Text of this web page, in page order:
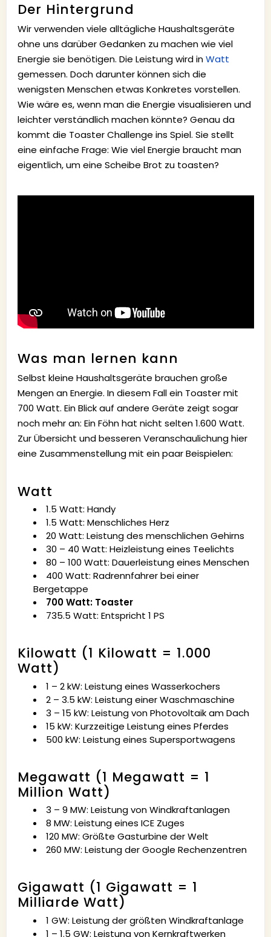
Der Hintergrund
Wir verwenden viele alltägliche Haushaltsgeräte
ohne uns darüber Gedanken zu machen wie viel
Energie sie benötigen. Die Leistung wird inWatt
gemessen. Doch darunter können sich die
wenigsten Menschen etwas Konkretes vorstellen.
Wie wäre es, wenn man die Energie visualisieren und
leichter verständlich machen könnte? Genau da
kommt die Toaster Challenge ins Spiel. Sie stellt
eine einfache Frage: Wie viel Energie braucht man
eigentlich, um eine Scheibe Brot zu toasten?
Was man lernen kann
Selbst kleine Haushaltsgeräte brauchen große
Mengen an Energie. In diesem Fall ein Toaster mit
700 Watt. Ein Blick auf andere Geräte zeigt sogar
noch mehr an: Ein Föhn hat nicht selten 1.600 Watt.
Zur Übersicht und besseren Veranschaulichung hier
eine Zusammenstellung mit ein paar Beispielen:
Watt
1.5 Watt: Handy
1.5 Watt: Menschliches Herz
20 Watt: Leistung des menschlichen Gehirns
30 – 40 Watt: Heizleistung eines Teelichts
80 – 100 Watt: Dauerleistung eines Menschen
400 Watt: Radrennfahrer bei einer
Bergetappe
700 Watt: Toaster
735.5 Watt: Entspricht 1 PS
Kilowatt (1 Kilowatt = 1.000
Watt)
1 – 2 kW: Leistung eines Wasserkochers
2 – 3.5 kW: Leistung einer Waschmaschine
3 – 15 kW: Leistung von Photovoltaik am Dach
15 kW: Kurzzeitige Leistung eines Pferdes
500 kW: Leistung eines Supersportwagens
Megawatt (1 Megawatt = 1
Million Watt)
3 – 9 MW: Leistung von Windkraftanlagen
8 MW: Leistung eines ICE Zuges
120 MW: Größte Gasturbine der Welt
260 MW: Leistung der Google Rechenzentren
Gigawatt (1 Gigawatt = 1
Milliarde Watt)
1 GW: Leistung der größten Windkraftanlage
1 – 1.5 GW: Leistung von Kernkraftwerken